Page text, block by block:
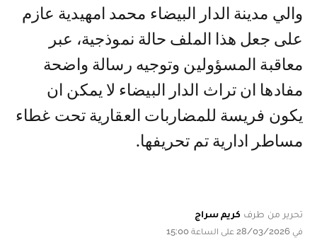
والي مدينة الدار البيضاء محمد امهيدية عازم
على جعل هذا الملف حالة نموذجية، عبر
معاقبة المسؤولين وتوجيه رسالة واضحة
مفادها ان تراث الدار البيضاء لا يمكن ان
يكون فريسة للمضاربات العقارية تحت غطاء
مساطر ادارية تم تحريفها.
تحرير من طرف كريم سراج
في 28/03/2026 على الساعة 15:00